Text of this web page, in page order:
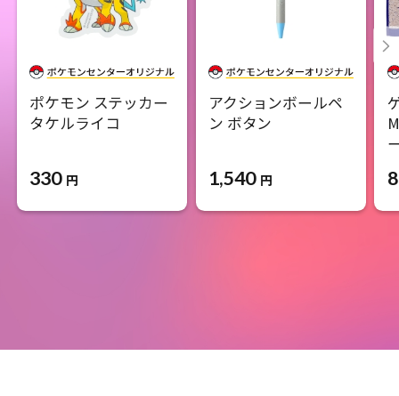
ポケモン ステッカー
タケルライコ
330 円
アクションボールペ
ン ボタン
1,540 円